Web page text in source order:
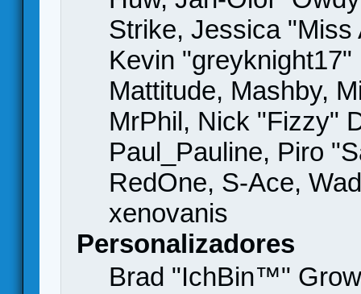
Strike, Jessica
Kevin
Mattitude, Mashby,
MrPhil, Nick "Fizzy"
Paul_Pauline, Piro
RedOne, S-Ace,
xenovanis
Personalizadores
Brad "IchBin™"